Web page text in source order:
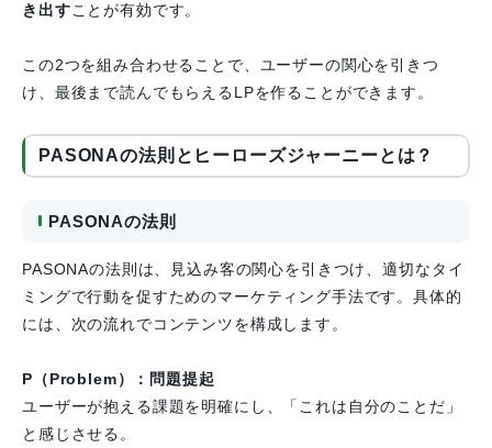
き出すことが有効です。
この2つを組み合わせることで、ユーザーの関心を引きつ
け、最後まで読んでもらえるLPを作ることができます。
PASONAの法則とヒーローズジャーニーとは？
PASONAの法則
PASONAの法則は、見込み客の関心を引きつけ、適切なタイ
ミングで行動を促すためのマーケティング手法です。具体的
には、次の流れでコンテンツを構成します。
P（Problem）：問題提起
ユーザーが抱える課題を明確にし、「これは自分のことだ」
と感じさせる。